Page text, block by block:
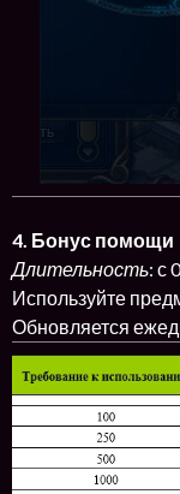
4. Бонус помощи
Длительность: с
Используйте
Обновляется